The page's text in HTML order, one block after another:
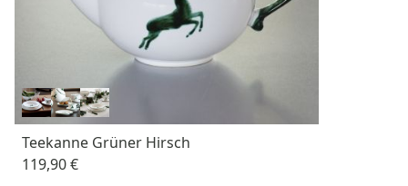
Teekanne Grüner Hirsch
119,90 €